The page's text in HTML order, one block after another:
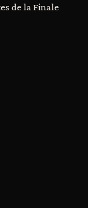
de la Finale